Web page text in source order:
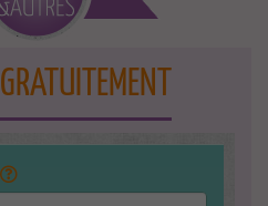
GRATUITEMENT